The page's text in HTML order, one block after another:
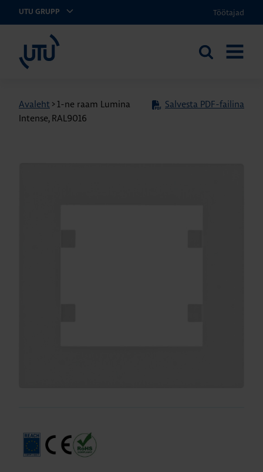
UTU GRUPP Töötajad
Otsi
Avaleht >1-ne raam Lumina
Intense, RAL9016
Salvesta PDF-failina